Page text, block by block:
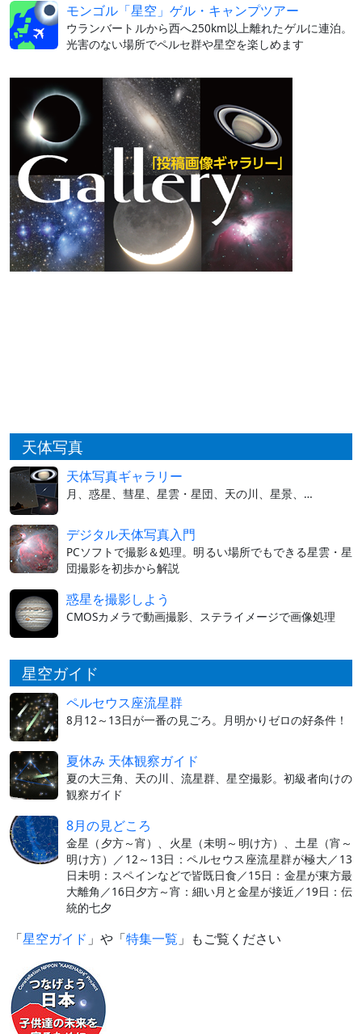
モンゴル「星空」ゲル・キャンプツアー
ウランバートルから西へ250km以上離れたゲルに連泊。
光害のない場所でペルセ群や星空を楽しめます
天体写真
天体写真ギャラリー
月、惑星、彗星、星雲・星団、天の川、星景、…
デジタル天体写真入門
PCソフトで撮影＆処理。明るい場所でもできる星雲・星
団撮影を初歩から解説
惑星を撮影しよう
CMOSカメラで動画撮影、ステライメージで画像処理
星空ガイド
ペルセウス座流星群
8月12～13日が一番の見ごろ。月明かりゼロの好条件！
夏休み 天体観察ガイド
夏の大三角、天の川、流星群、星空撮影。初級者向けの
観察ガイド
8月の見どころ
金星（夕方～宵）、火星（未明～明け方）、土星（宵～
明け方）／12～13日：ペルセウス座流星群が極大／13
日未明：スペインなどで皆既日食／15日：金星が東方最
大離角／16日夕方～宵：細い月と金星が接近／19日：伝
統的七夕
「星空ガイド 」や「特集一覧 」もご覧ください